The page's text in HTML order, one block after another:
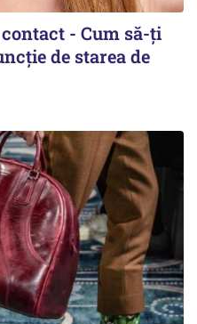
- Cum să-ți
de starea de